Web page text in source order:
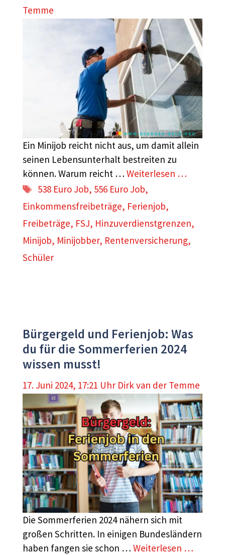
Temme
Ein Minijob reicht nicht aus, um damit allein
seinen Lebensunterhalt bestreiten zu
können. Warum reicht … Weiterlesen …
Schlagwörter
538 Euro Job, 556 Euro Job,
Einkommensfreibeträge, Ferienjob,
Freibeträge, FSJ, Hinzuverdienstgrenzen,
Minijob, Minijobber, Rentenversicherung,
Schüler
Bürgergeld und Ferienjob: Was
du für die Sommerferien 2024
wissen musst!
17. Juni 2024, 17:21 Uhr Dirk van der Temme
Die Sommerferien 2024 nähern sich mit
großen Schritten. In einigen Bundesländern
haben fangen sie schon … Weiterlesen …